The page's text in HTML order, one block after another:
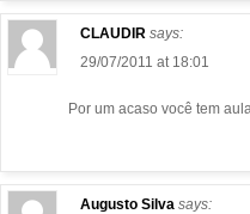
CLAUDIR says:
29/07/2011 at 18:01
Por um acaso você tem
Augusto Silva says: